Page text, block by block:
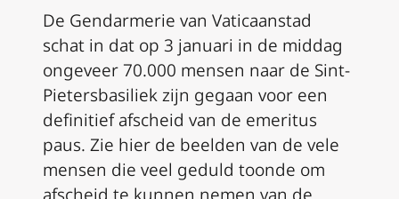
De Gendarmerie van Vaticaanstad
schat in dat op 3 januari in de middag
ongeveer 70.000 mensen naar de Sint-
Pietersbasiliek zijn gegaan voor een
definitief afscheid van de emeritus
paus. Zie hier de beelden van de vele
mensen die veel geduld toonde om
afscheid te kunnen nemen van de